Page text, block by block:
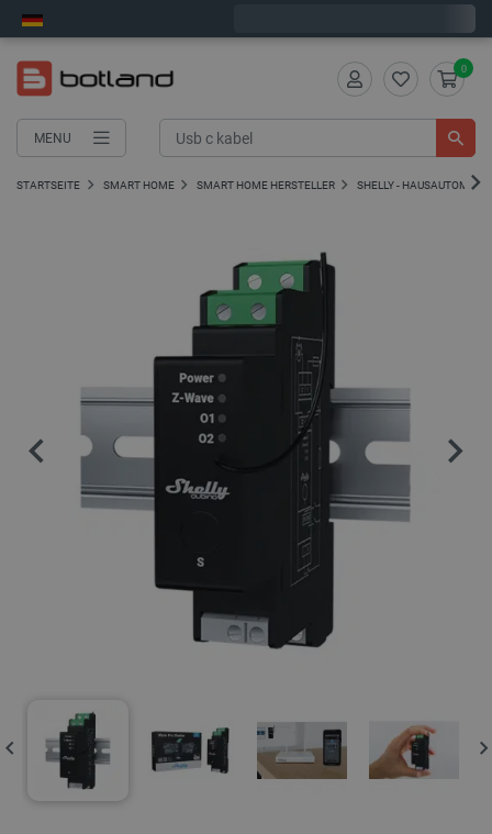
MENU
0
STARTSEITE SMART HOME SMART HOME HERSTELLER SHELLY -